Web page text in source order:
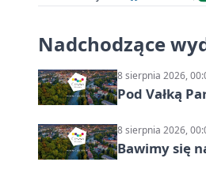
Nadchodzące
8 sierpnia 2026,
Pod Vałką
8 sierpnia 2026,
Bawimy się